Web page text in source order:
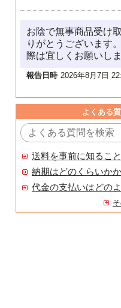
お陰で無事商品受け
りがとうございます
際は宜しくお願いし
報告日時 2026年8月7日
よくある
送料を事前に知るこ
納期はどのくらいか